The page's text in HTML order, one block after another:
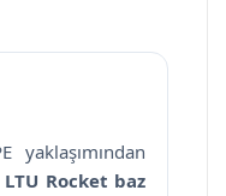
LTU Rocket baz